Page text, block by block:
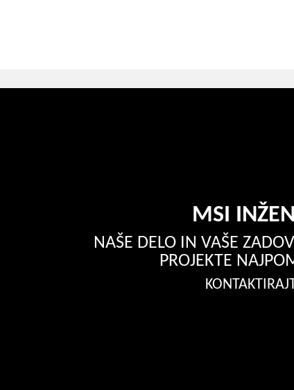
MSI
NAŠE DELO IN VAŠE
PROJEKTE